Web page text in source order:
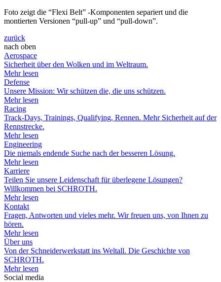
Foto zeigt die “Flexi Belt” -Komponenten separiert und die
montierten Versionen “pull-up” und “pull-down”.
zurück
nach oben
Aerospace
Sicherheit über den Wolken und im Weltraum.
Mehr lesen
Defense
Unsere Mission: Wir schützen die, die uns schützen.
Mehr lesen
Racing
Track-Days, Trainings, Qualifying, Rennen. Mehr Sicherheit auf der
Rennstrecke.
Mehr lesen
Engineering
Die niemals endende Suche nach der besseren Lösung.
Mehr lesen
Karriere
Teilen Sie unsere Leidenschaft für überlegene Lösungen?
Willkommen bei SCHROTH.
Mehr lesen
Kontakt
Fragen, Antworten und vieles mehr. Wir freuen uns, von Ihnen zu
hören.
Mehr lesen
Über uns
Von der Schneiderwerkstatt ins Weltall. Die Geschichte von
SCHROTH.
Mehr lesen
Social media